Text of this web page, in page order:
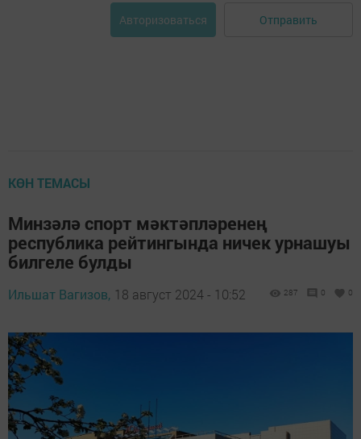
Авторизоваться Отправить
КӨН ТЕМАСЫ
Минзәлә спорт мәктәпләренең
республика рейтингында ничек урнашуы
билгеле булды
Ильшат Вагизов, 18 август 2024 - 10:52 287 0 0